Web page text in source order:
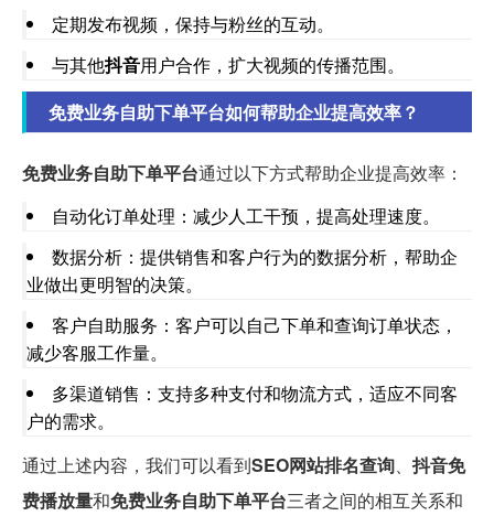
定期发布视频，保持与粉丝的互动。
与其他抖音用户合作，扩大视频的传播范围。
免费业务自助下单平台如何帮助企业提高效率？
免费业务自助下单平台通过以下方式帮助企业提高效率：
自动化订单处理：减少人工干预，提高处理速度。
数据分析：提供销售和客户行为的数据分析，帮助企
业做出更明智的决策。
客户自助服务：客户可以自己下单和查询订单状态，
减少客服工作量。
多渠道销售：支持多种支付和物流方式，适应不同客
户的需求。
通过上述内容，我们可以看到SEO网站排名查询、 抖音免
费播放量和免费业务自助下单平台三者之间的相互关系和